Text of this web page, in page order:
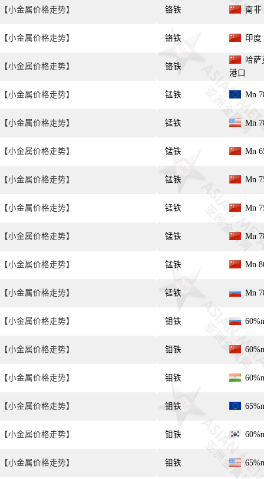
【小金属价格走势】
【小金属价格走势】
【小金属价格走势】
【小金属价格走势】
【小金属价格走势】
【小金属价格走势】
【小金属价格走势】
【小金属价格走势】
【小金属价格走势】
【小金属价格走势】
【小金属价格走势】
【小金属价格走势】
【小金属价格走势】
【小金属价格走势】
【小金属价格走势】
【小金属价格走势】
【小金属价格走势】
铬铁 南非
铬铁 印度
铬铁
哈萨
港口
锰铁 Mn
锰铁 Mn
锰铁 Mn
锰铁 Mn
锰铁 Mn
锰铁 Mn
锰铁 Mn
锰铁 Mn
钼铁
钼铁
钼铁
钼铁
钼铁
钼铁